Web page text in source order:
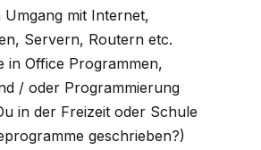
Umgang mit Internet,
Servern, Routern etc.
in Office Programmen,
/ oder Programmierung
in der Freizeit oder Schule
geschrieben?)